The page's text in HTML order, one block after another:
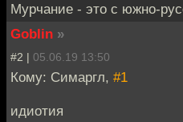
Мурчание - это с южно-
Goblin »
#2 | 05.06.19 13:50
Кому: Симаргл, #1
идиотия